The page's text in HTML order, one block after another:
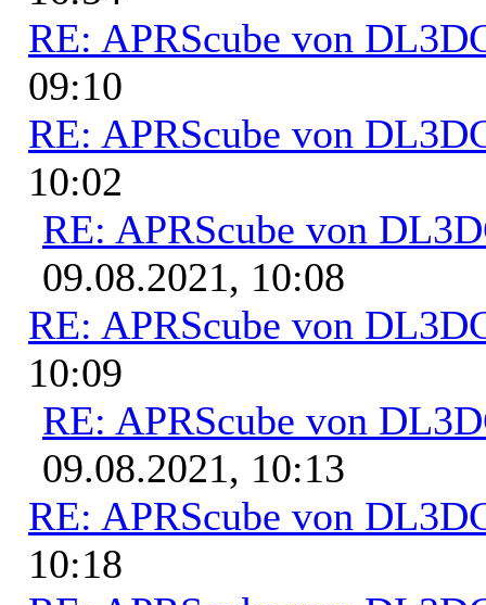
RE: APRScube von
09:10
RE: APRScube von
10:02
RE: APRScube von
09.08.2021, 10:08
RE: APRScube von
10:09
RE: APRScube von
09.08.2021, 10:13
RE: APRScube von
10:18